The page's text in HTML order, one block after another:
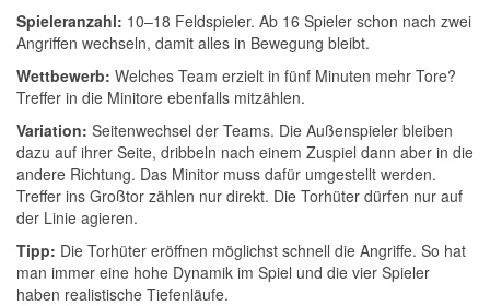
Spieleranzahl: 10–18 Feldspieler. Ab 16 Spieler schon nach zwei
Angriffen wechseln, damit alles in Bewegung bleibt.
Wettbewerb: Welches Team erzielt in fünf Minuten mehr Tore?
Treffer in die Minitore ebenfalls mitzählen.
Variation: Seitenwechsel der Teams. Die Außenspieler bleiben
dazu auf ihrer Seite, dribbeln nach einem Zuspiel dann aber in die
andere Richtung. Das Minitor muss dafür umgestellt werden.
Treffer ins Großtor zählen nur direkt. Die Torhüter dürfen nur auf
der Linie agieren.
Tipp: Die Torhüter eröffnen möglichst schnell die Angriffe. So hat
man immer eine hohe Dynamik im Spiel und die vier Spieler
haben realistische Tiefenläufe.